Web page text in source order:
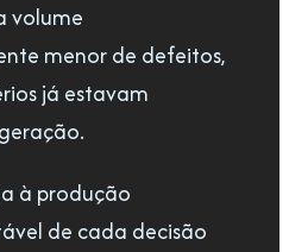
volume
menor de defeitos,
já estavam
à produção
de cada decisão